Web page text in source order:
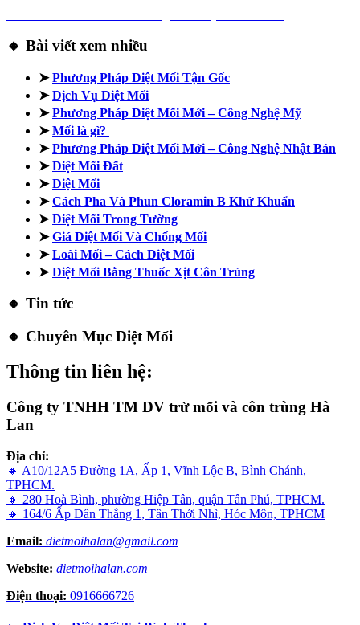
🔸 Bài viết xem nhiều
➤Phương Pháp Diệt Mối Tận Gốc
➤Dịch Vụ Diệt Mối
➤Phương Pháp Diệt Mối Mới – Công Nghệ Mỹ
➤Mối là gì?
➤Phương Pháp Diệt Mối Mới – Công Nghệ Nhật Bản
➤Diệt Mối Đất
➤Diệt Mối
➤Cách Pha Và Phun Cloramin B Khử Khuẩn
➤Diệt Mối Trong Tường
➤Giá Diệt Mối Và Chống Mối
➤Loài Mối – Cách Diệt Mối
➤Diệt Mối Bằng Thuốc Xịt Côn Trùng
🔸 Tin tức
🔸 Chuyên Mục Diệt Mối
Thông tin liên hệ:
Công ty TNHH TM DV trừ mối và côn trùng Hà
Lan
Địa chỉ:
🔸 A10/12A5 Đường 1A, Ấp 1, Vĩnh Lộc B, Bình Chánh,
TPHCM.
🔸 280 Hoà Bình, phường Hiệp Tân, quận Tân Phú, TPHCM.
🔸 164/6 Ấp Dân Thắng 1, Tân Thới Nhì, Hóc Môn, TPHCM
Email: dietmoihalan@gmail.com
Website: dietmoihalan.com
Điện thoại: 0916666726